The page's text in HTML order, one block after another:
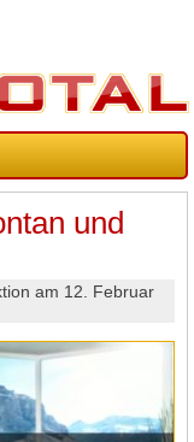
und
am 12. Februar